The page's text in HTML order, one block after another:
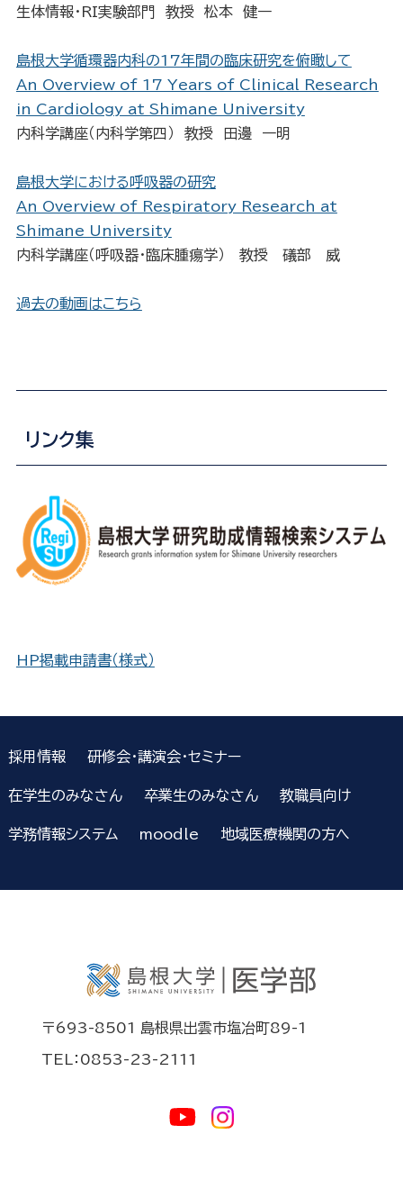
生体情報・RI実験部門 教授 松本 健一
島根大学循環器内科の17年間の臨床研究を俯瞰して
An Overview of 17 Years of Clinical Research
in Cardiology at Shimane University
内科学講座（内科学第四） 教授 田邊 一明
島根大学における呼吸器の研究
An Overview of Respiratory Research at
Shimane University
内科学講座（呼吸器・臨床腫瘍学） 教授 礒部 威
過去の動画はこちら
リンク集
HP掲載申請書（様式）
採用情報 研修会・講演会・セミナー
在学生のみなさん 卒業生のみなさん 教職員向け
学務情報システム moodle 地域医療機関の方へ
〒693-8501 島根県出雲市塩冶町89-1
TEL：0853-23-2111